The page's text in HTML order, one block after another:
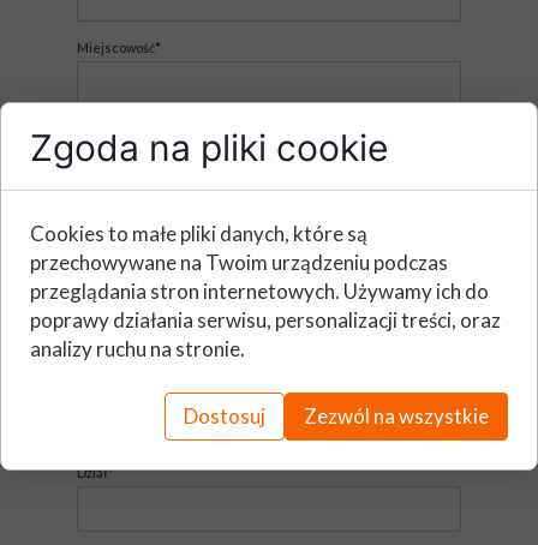
Miejscowość*
Imię i nazwisko (Osoba zgłaszająca)*
Telefon*
Dział*
Zgoda na pliki cookie
Cookies to małe pliki danych, które są
przechowywane na Twoim urządzeniu podczas
przeglądania stron internetowych. Używamy ich do
poprawy działania serwisu, personalizacji treści, oraz
analizy ruchu na stronie.
Dostosuj Zezwól na wszystkie